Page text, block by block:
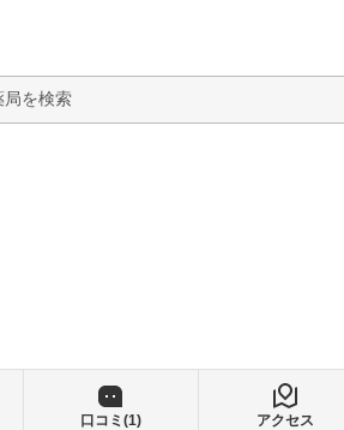
検索
口コミ(1) アクセス